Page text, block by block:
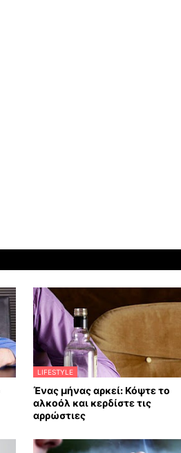
LIFESTYLE
Ένας μήνας αρκεί: Κόψτε το
αλκοόλ και κερδίστε τις
αρρώστιες